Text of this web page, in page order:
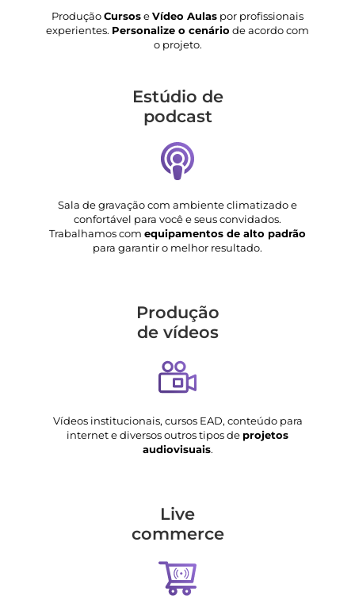
ProduçãoCursoseVídeo Aulas por profissionais
experientes. Personalize o cenário de acordo com
o projeto.
Estúdio de
podcast
Sala de gravação com ambiente climatizado e
confortável para você e seus convidados.
Trabalhamos com equipamentos de alto padrão
para garantir o melhor resultado.
Produção
de vídeos
Vídeos institucionais, cursos EAD, conteúdo para
internet e diversos outros tipos de projetos
audiovisuais.
Live
commerce